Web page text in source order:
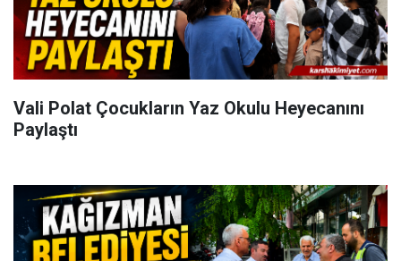
Vali Polat Çocukların Yaz Okulu Heyecanını
Paylaştı